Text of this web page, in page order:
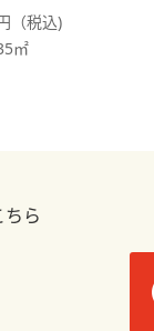
（税込)
㎡
ら